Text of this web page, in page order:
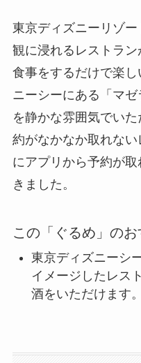
東京ディズニーリゾ
観に浸れるレストラ
食事をするだけで楽
ニーシーにある「マ
を静かな雰囲気でい
約がなかなか取れな
にアプリから予約が
きました。
この「ぐるめ」のお
東京ディズニーシ
イメージしたレス
酒をいただけます